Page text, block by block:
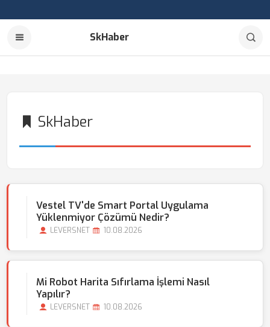
SkHaber
SkHaber
Vestel TV'de Smart Portal Uygulama
Yüklenmiyor Çözümü Nedir?
LEVERSNET 10.08.2026
Mi Robot Harita Sıfırlama İşlemi Nasıl
Yapılır?
LEVERSNET 10.08.2026